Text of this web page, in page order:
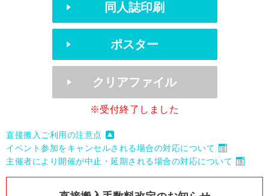
同人誌印刷
ポスター
クリアファイル
※受付終了しました
直接搬入ご利用の注意点
イベント参加をキャンセルされる場合の対応について
主催者により開催が中止・延期される場合の対応について